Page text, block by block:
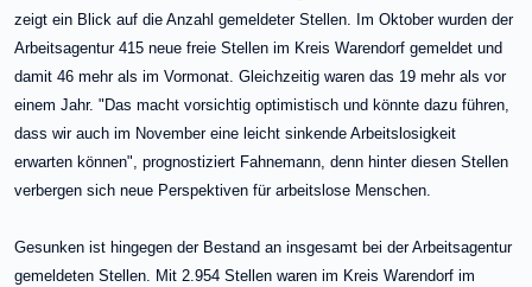
zeigt ein Blick auf die Anzahl gemeldeter Stellen. Im Oktober wurden der
Arbeitsagentur 415 neue freie Stellen im Kreis Warendorf gemeldet und
damit 46 mehr als im Vormonat. Gleichzeitig waren das 19 mehr als vor
einem Jahr. "Das macht vorsichtig optimistisch und könnte dazu führen,
dass wir auch im November eine leicht sinkende Arbeitslosigkeit
erwarten können", prognostiziert Fahnemann, denn hinter diesen Stellen
verbergen sich neue Perspektiven für arbeitslose Menschen.
Gesunken ist hingegen der Bestand an insgesamt bei der Arbeitsagentur
gemeldeten Stellen. Mit 2.954 Stellen waren im Kreis Warendorf im